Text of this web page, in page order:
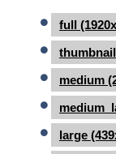
full
medium
large